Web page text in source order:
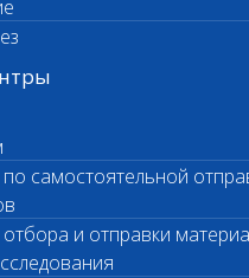
самостоятельной
и отправки